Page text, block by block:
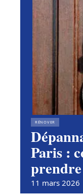
RÉNOVER
Paris :
11 mars 2026